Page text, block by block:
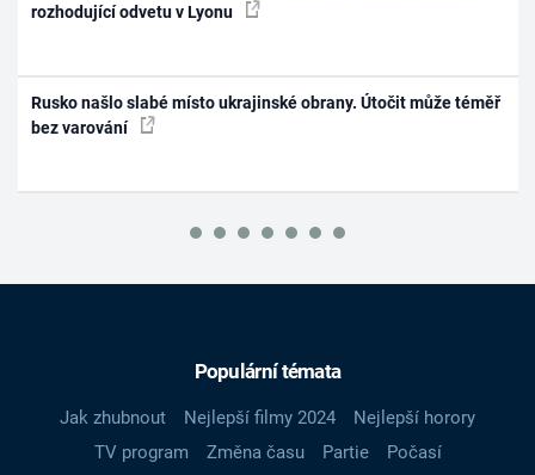
rozhodující odvetu v Lyonu
Rusko našlo slabé místo ukrajinské obrany. Útočit může téměř
bez varování
Populární témata
Jak zhubnout Nejlepší filmy 2024
Nejlepší horory
TV program
Změna času Partie
Počasí